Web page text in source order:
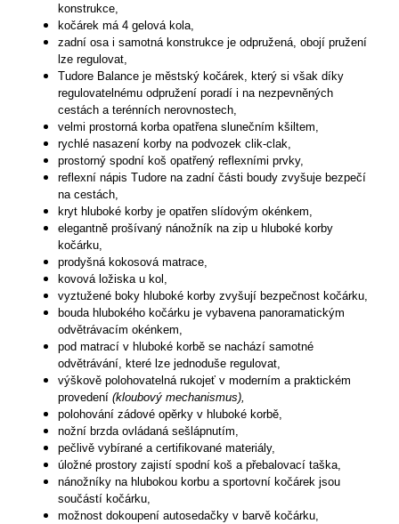
konstrukce,
kočárek má 4 gelová kola,
zadní osa i samotná konstrukce je odpružená, obojí pružení
lze regulovat,
Tudore Balance je městský kočárek, který si však díky
regulovatelnému odpružení poradí i na nezpevněných
cestách a terénních nerovnostech,
velmi prostorná korba opatřena slunečním kšiltem,
rychlé nasazení korby na podvozek clik-clak,
prostorný spodní koš opatřený reflexními prvky,
reflexní nápis Tudore na zadní části boudy zvyšuje bezpečí
na cestách,
kryt hluboké korby je opatřen slídovým okénkem,
elegantně prošívaný nánožník na zip u hluboké korby
kočárku,
prodyšná kokosová matrace,
kovová ložiska u kol,
vyztužené boky hluboké korby zvyšují bezpečnost kočárku,
bouda hlubokého kočárku je vybavena panoramatickým
odvětrávacím okénkem,
pod matrací v hluboké korbě se nachází samotné
odvětrávání, které lze jednoduše regulovat,
výškově polohovatelná rukojeť v moderním a praktickém
provedení (kloubový mechanismus),
polohování zádové opěrky v hluboké korbě,
nožní brzda ovládaná sešlápnutím,
pečlivě vybírané a certifikované materiály,
úložné prostory zajistí spodní koš a přebalovací taška,
nánožníky na hlubokou korbu a sportovní kočárek jsou
součástí kočárku,
možnost dokoupení autosedačky v barvě kočárku,